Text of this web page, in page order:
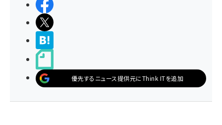
優先するニュース提供元にThink ITを追加